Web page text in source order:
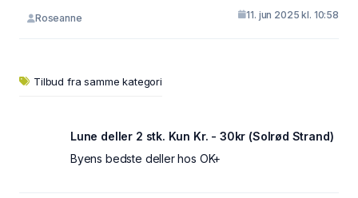
Roseanne 11. jun 2025 kl. 10:58
Tilbud fra samme kategori
Lune deller 2 stk. Kun Kr. - 30kr (Solrød Strand)
Byens bedste deller hos OK+